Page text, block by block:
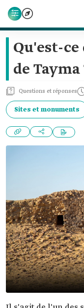
Qu'est-
de Tayma
Questions et réponses
Sites et monuments